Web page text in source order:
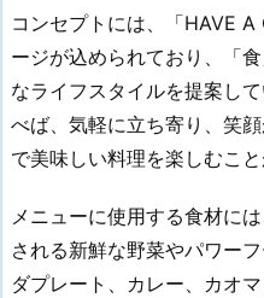
コンセプトには、「HAVE
ージが込められており、「
なライフスタイルを提案し
べば、気軽に立ち寄り、笑
で美味しい料理を楽しむこと
メニューに使用する食材に
される新鮮な野菜やパワー
ダプレート、カレー、カオ